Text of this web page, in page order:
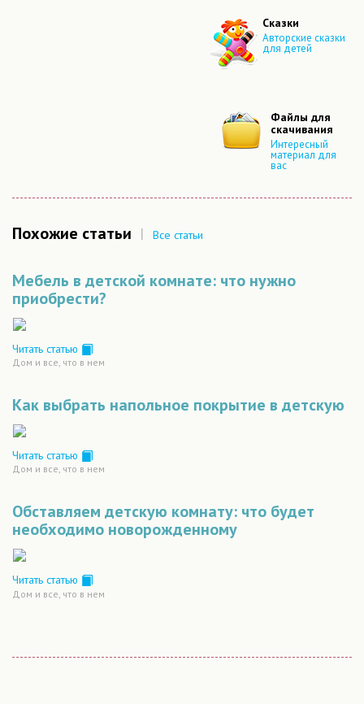
Сказки
Авторские сказки
для детей
Файлы для
скачивания
Интересный
материал для
вас
Похожие статьи | Все статьи
Мебель в детской комнате: что нужно
приобрести?
Читать статью
Дом и все, что в нем
Как выбрать напольное покрытие в детскую
Читать статью
Дом и все, что в нем
Обставляем детскую комнату: что будет
необходимо новорожденному
Читать статью
Дом и все, что в нем